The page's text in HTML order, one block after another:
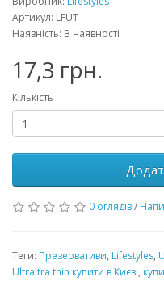
Артикул: LFUT
Наявність: В наявності
17,3 грн.
Кількість
0 оглядів/
Теги: Презервативи, Lifestyles,
Ultraltra thin купити в Києві,